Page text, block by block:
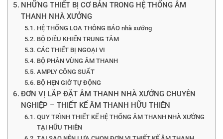
NHỮNG THIẾT BỊ CƠ BẢN TRONG HỆ THỐNG ÂM
THANH NHÀ XƯỞNG
HỆ THỐNG LOA THÔNG BÁO nhà xưởng
BỘ ĐIỀU KHIỂN TRUNG TÂM
CÁC THIẾT BỊ NGOẠI VI
BỘ PHÂN VÙNG ÂM THANH
AMPLY CÔNG SUẤT
BỘ HẸN GIỜ TỰ ĐỘNG
ĐƠN VỊ LẮP ĐẶT ÂM THANH NHÀ XƯỞNG CHUYÊN
NGHIỆP – THIẾT KẾ ÂM THANH HỮU THIÊN
QUY TRÌNH THIẾT KẾ HỆ THỐNG ÂM THANH NHÀ XƯỞNG
TẠI HỮU THIÊN